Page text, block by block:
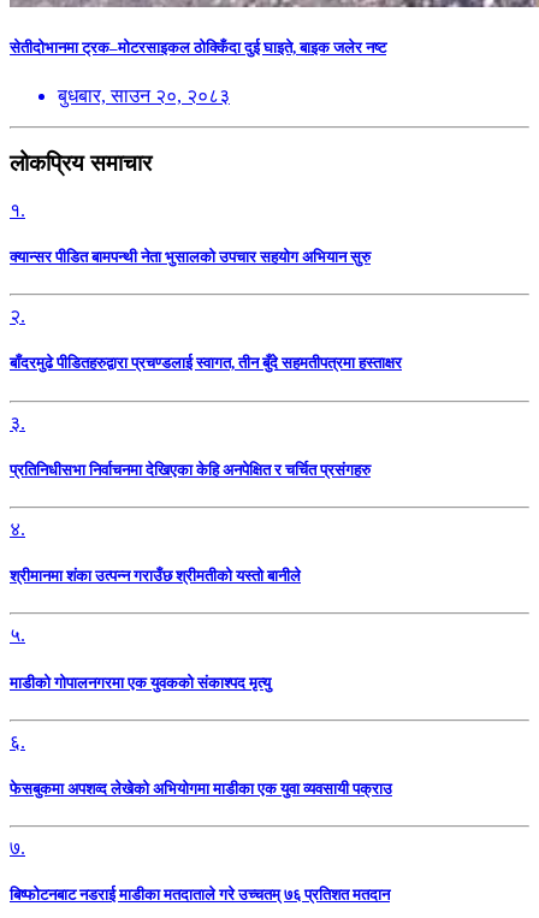
सेतीदोभानमा ट्रक–मोटरसाइकल ठोक्किँदा दुई घाइते, बाइक जलेर नष्ट
बुधबार, साउन २०, २०८३
लोकप्रिय समाचार
१.
क्यान्सर पीडित बामपन्थी नेता भुसालकाे उपचार सहयोग अभियान सुरु
२.
बाँदरमुढे पीडितहरुद्वारा प्रचण्डलाई स्वागत, तीन बुँदे सहमतीपत्रमा हस्ताक्षर
३.
प्रतिनिधीसभा निर्वाचनमा देखिएका केहि अनपेक्षित र चर्चित प्रसंगहरु
४.
श्रीमानमा शंका उत्पन्न गराउँछ श्रीमतीको यस्तो बानीले
५.
माडीको गोपालनगरमा एक युवकको संकाश्पद मृत्यु
६.
फेसबुकमा अपशव्द लेखेको अभियोगमा माडीका एक युवा व्यवसायी पक्राउ
७.
बिष्फोटनबाट नडराई माडीका मतदाताले गरे उच्चतम् ७६ प्रतिशत मतदान